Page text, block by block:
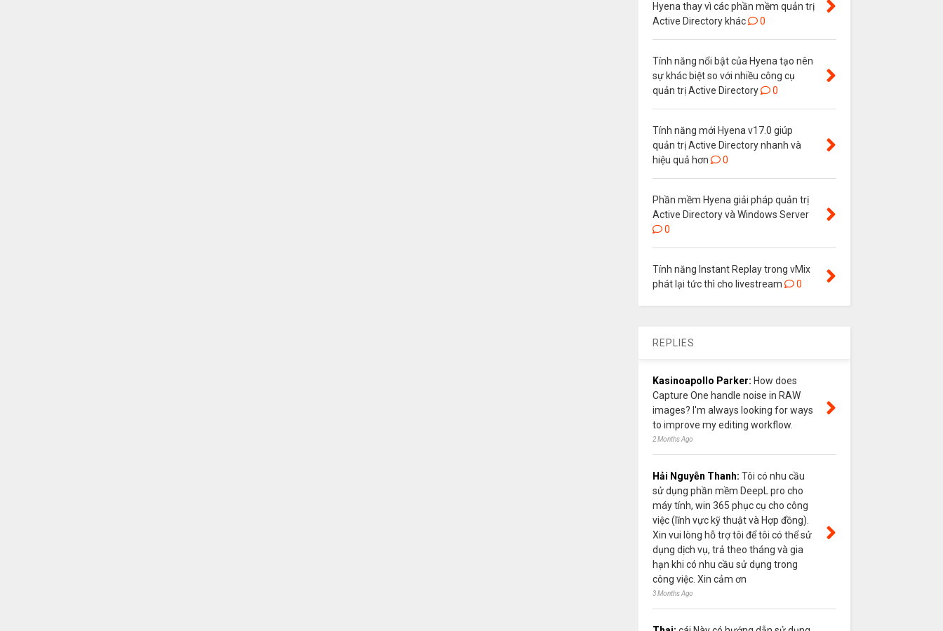
Hyena thay vì các phần mềm quản trị
Active Directory khác
0
Tính năng nổi bật của Hyena tạo nên
sự khác biệt so với nhiều công cụ
quản trị Active Directory
0
Tính năng mới Hyena v17.0 giúp
quản trị Active Directory nhanh và
hiệu quả hơn
0
Phần mềm Hyena giải pháp quản trị
Active Directory và Windows Server
0
Tính năng Instant Replay trong vMix
phát lại tức thì cho livestream
0
REPLIES
Kasinoapollo Parker: How does
Capture One handle noise in RAW
images? I'm always looking for ways
to improve my editing workflow.
2 Months Ago
Hải Nguyễn Thanh: Tôi có nhu cầu
sử dụng phần mềm DeepL pro cho
máy tính, win 365 phục cụ cho công
việc (lĩnh vực kỹ thuật và Hợp đồng).
Xin vui lòng hỗ trợ tôi để tôi có thể sử
dụng dịch vụ, trả theo tháng và gia
hạn khi có nhu cầu sử dụng trong
công việc. Xin cảm ơn
3 Months Ago